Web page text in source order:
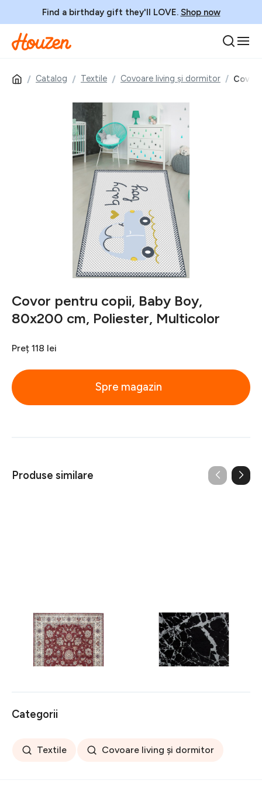
Find a birthday gift they'll LOVE. Shop now
Catalog Textile Covoare living și dormitor
Covor pentru copii, Baby Boy,
80x200 cm, Poliester, Multicolor
Preț 118 lei
Spre magazin
Produse similare
Covor rezistent Eko, ALT
05 - Red, Ivory, 100%
poliester, 80 x 150 cm
256 lei
Covor rezistent SM 21 -
Black, Silver XW, 80x300
441 lei
Categorii
Textile Covoare living și dormitor